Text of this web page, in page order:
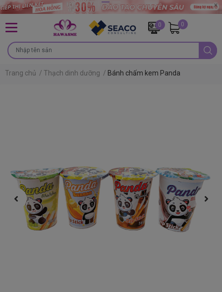
0 0
Trang chủ / Thạch dinh dưỡng / Bánh chấm kem Panda